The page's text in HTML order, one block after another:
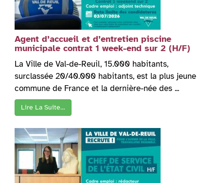
Agent d’accueil et d’entretien piscine
municipale contrat 1 week-end sur 2 (H/F)
La Ville de Val-de-Reuil, 15.000 habitants,
surclassée 20/40.000 habitants, est la plus jeune
commune de France et la dernière-née des ...
Lire La Suite…